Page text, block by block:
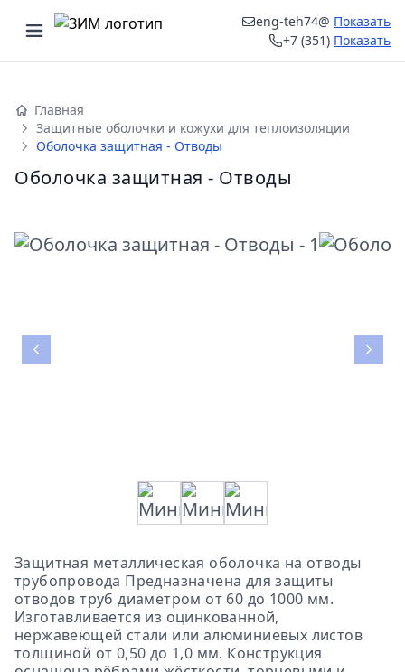
Открыть меню
eng-teh74@ Показать
+7 (351) Показать
меню
Главная
Защитные оболочки и кожухи для теплоизоляции
Оболочка защитная - Отводы
Оболочка защитная - Отводы
Назад
Защитная металлическая оболочка на отводы
трубопровода Предназначена для защиты
отводов труб диаметром от 60 до 1000 мм.
Изготавливается из оцинкованной,
нержавеющей стали или алюминиевых листов
толщиной от 0,50 до 1,0 мм. Конструкция